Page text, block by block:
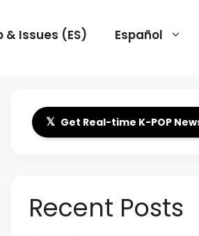
& Issues (ES) Español
𝕏 Get Real-time K-POP
Recent Posts